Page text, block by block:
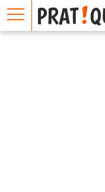
E
m
a